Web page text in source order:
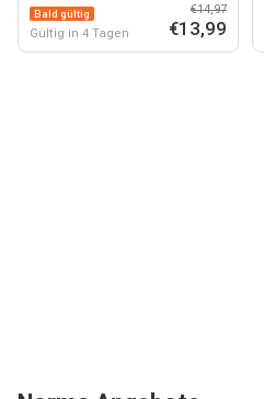
Bald gültig
Gültig in 4 Tagen
€14,97
€13,99